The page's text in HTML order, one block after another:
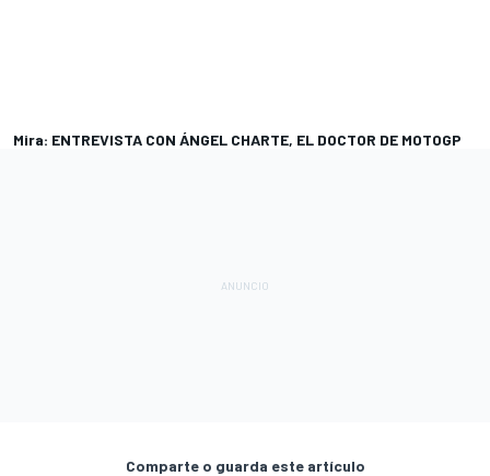
Mira: ENTREVISTA CON ÁNGEL CHARTE, EL DOCTOR DE MOTOGP
Comparte o guarda este artículo